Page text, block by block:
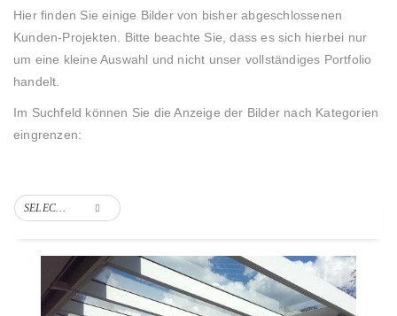
Hier finden Sie einige Bilder von bisher abgeschlossenen
Kunden-Projekten. Bitte beachte Sie, dass es sich hierbei nur
um eine kleine Auswahl und nicht unser vollständiges Portfolio
handelt.
Im Suchfeld können Sie die Anzeige der Bilder nach Kategorien
eingrenzen:
SELECT TAG